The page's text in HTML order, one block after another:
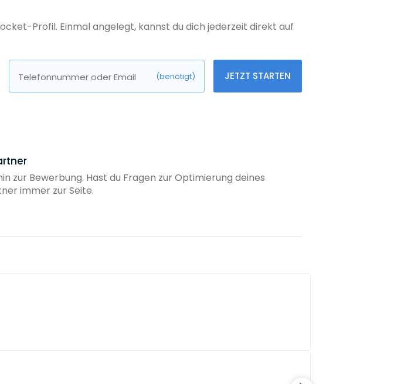
Profil. Einmal angelegt, kannst du dich jederzeit direkt auf
Telefonnummer oder Email (benötigt) JETZT STARTEN
zur Bewerbung. Hast du Fragen zur Optimierung deines
immer zur Seite.